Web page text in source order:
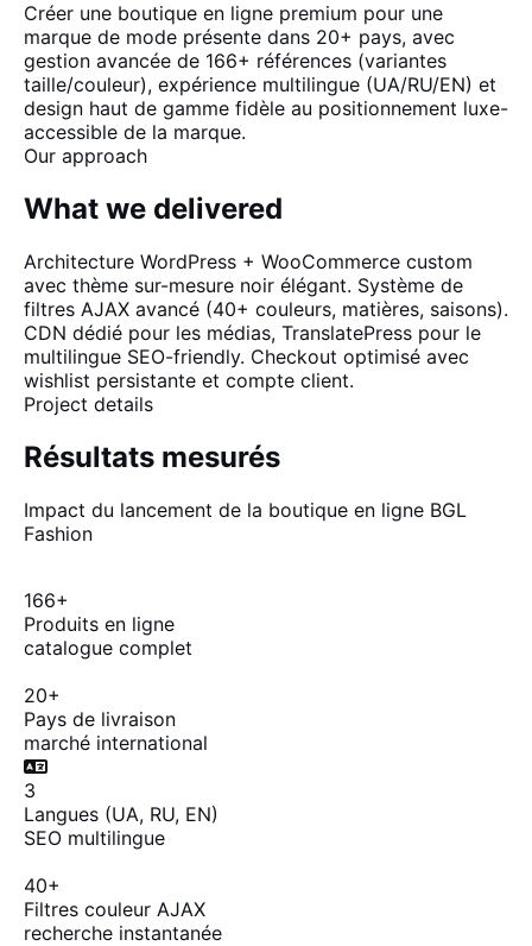
Créer une boutique en ligne premium pour une
marque de mode présente dans 20+ pays, avec
gestion avancée de 166+ références (variantes
taille/couleur), expérience multilingue (UA/RU/EN) et
design haut de gamme fidèle au positionnement luxe-
accessible de la marque.
Our approach
What we delivered
Architecture WordPress + WooCommerce custom
avec thème sur-mesure noir élégant. Système de
filtres AJAX avancé (40+ couleurs, matières, saisons).
CDN dédié pour les médias, TranslatePress pour le
multilingue SEO-friendly. Checkout optimisé avec
wishlist persistante et compte client.
Project details
Résultats mesurés
Impact du lancement de la boutique en ligne BGL
Fashion
166+
Produits en ligne
catalogue complet
20+
Pays de livraison
marché international
3
Langues (UA, RU, EN)
SEO multilingue
40+
Filtres couleur AJAX
recherche instantanée